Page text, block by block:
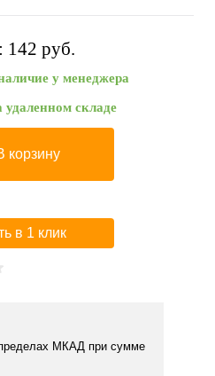
142 pуб.
у менеджера
удаленном складе
корзину
в 1 клик
МКАД при сумме